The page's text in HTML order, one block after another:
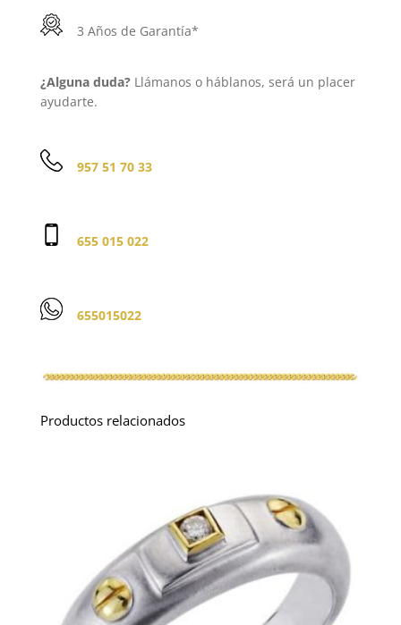
3 Años de Garantía*
¿Alguna duda?Llámanos o háblanos, será un placer
ayudarte.
957 51 70 33
655 015 022
655015022
Productos relacionados